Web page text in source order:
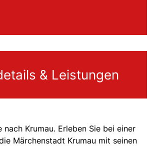
& Leistungen
nach Krumau. Erleben Sie bei einer
Märchenstadt Krumau mit seinen